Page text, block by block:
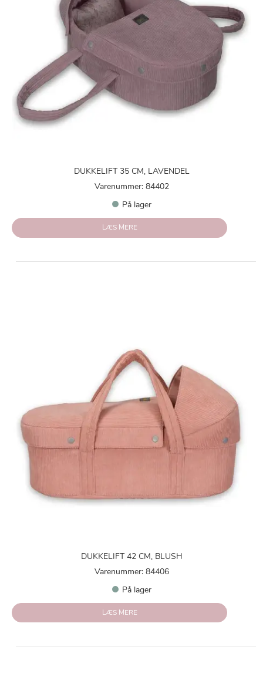
DUKKELIFT 35 CM, LAVENDEL
Varenummer: 84402
På lager
LÆS MERE
DUKKELIFT 42 CM, BLUSH
Varenummer: 84406
På lager
LÆS MERE